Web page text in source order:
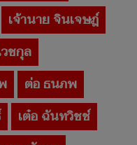
เจ้านาย จินเจษฎ์
ชกุล
ต่อ ธนภพ
เต๋อ ฉันทวิชช์